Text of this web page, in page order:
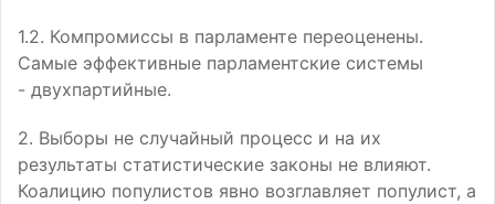
1.2. Компромиссы в парламенте переоценены.
Самые эффективные парламентские системы
- двухпартийные.
2. Выборы не случайный процесс и на их
результаты статистические законы не влияют.
Коалицию популистов явно возглавляет популист, а